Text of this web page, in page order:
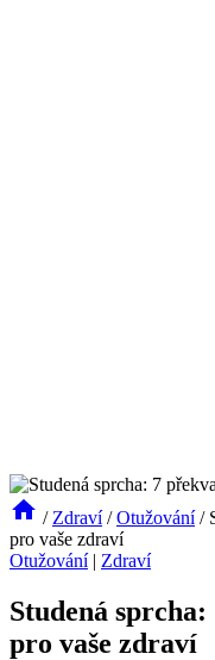
/ Zdraví / Otužování /
pro vaše zdraví
Otužování| Zdraví
Studená
pro vaše zdraví